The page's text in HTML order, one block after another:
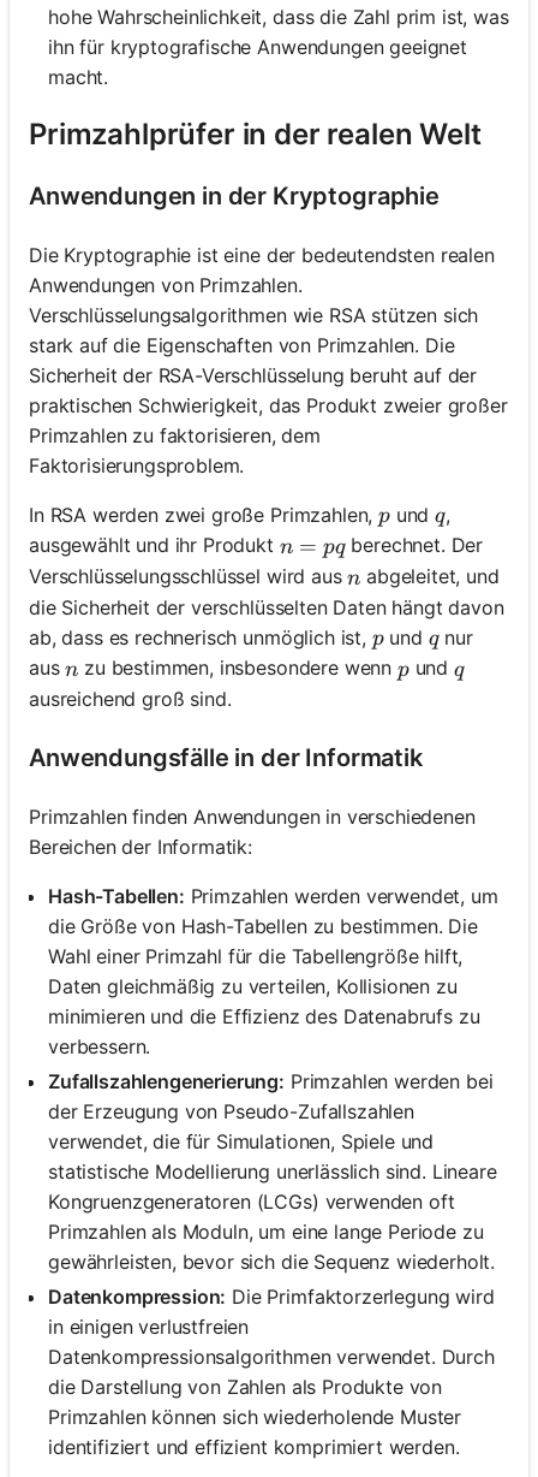
hohe Wahrscheinlichkeit, dass die Zahl prim ist, was
ihn für kryptografische Anwendungen geeignet
macht.
Primzahlprüfer in der realen Welt
Anwendungen in der Kryptographie
Die Kryptographie ist eine der bedeutendsten realen
Anwendungen von Primzahlen.
Verschlüsselungsalgorithmen wie RSA stützen sich
stark auf die Eigenschaften von Primzahlen. Die
Sicherheit der RSA-Verschlüsselung beruht auf der
praktischen Schwierigkeit, das Produkt zweier großer
Primzahlen zu faktorisieren, dem
Faktorisierungsproblem.
In RSA werden zwei große Primzahlen,p
pundq
q,
ausgewählt und ihr Produkt n = pq
n = pqberechnet. Der
Verschlüsselungsschlüssel wird ausn
n abgeleitet, und
die Sicherheit der verschlüsselten Daten hängt davon
ab, dass es rechnerisch unmöglich ist, p
pund q
qnur
ausn
n zu bestimmen, insbesondere wenn p
pund q
q
ausreichend groß sind.
Anwendungsfälle in der Informatik
Primzahlen finden Anwendungen in verschiedenen
Bereichen der Informatik:
Hash-Tabellen: Primzahlen werden verwendet, um
die Größe von Hash-Tabellen zu bestimmen. Die
Wahl einer Primzahl für die Tabellengröße hilft,
Daten gleichmäßig zu verteilen, Kollisionen zu
minimieren und die Effizienz des Datenabrufs zu
verbessern.
Zufallszahlengenerierung: Primzahlen werden bei
der Erzeugung von Pseudo-Zufallszahlen
verwendet, die für Simulationen, Spiele und
statistische Modellierung unerlässlich sind. Lineare
Kongruenzgeneratoren (LCGs) verwenden oft
Primzahlen als Moduln, um eine lange Periode zu
gewährleisten, bevor sich die Sequenz wiederholt.
Datenkompression: Die Primfaktorzerlegung wird
in einigen verlustfreien
Datenkompressionsalgorithmen verwendet. Durch
die Darstellung von Zahlen als Produkte von
Primzahlen können sich wiederholende Muster
identifiziert und effizient komprimiert werden.